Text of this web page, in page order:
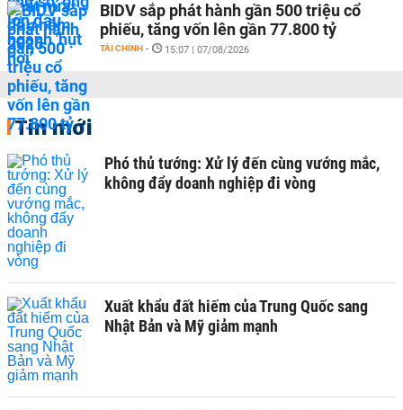
BIDV sắp phát hành gần 500 triệu cổ
phiếu, tăng vốn lên gần 77.800 tỷ
TÀI CHÍNH - 15:07 | 07/08/2026
Tin mới
Phó thủ tướng: Xử lý đến cùng vướng mắc,
không đẩy doanh nghiệp đi vòng
Xuất khẩu đất hiếm của Trung Quốc sang
Nhật Bản và Mỹ giảm mạnh